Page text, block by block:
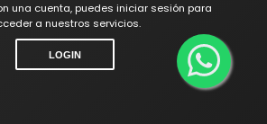
una cuenta, puedes iniciar sesión para
a nuestros servicios.
LOGIN